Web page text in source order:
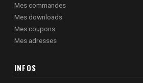
Mes commandes
Mes downloads
Mes coupons
Mes adresses
INFOS